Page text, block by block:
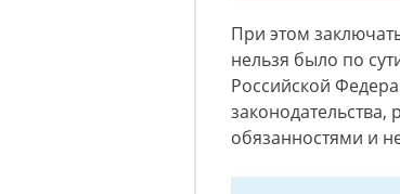
При этом
нельзя было по
Российской
обязанностями и